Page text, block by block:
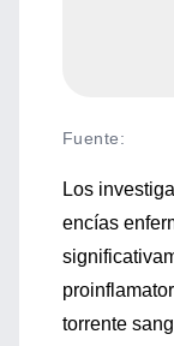
Fuente:
Los
encías
torrente